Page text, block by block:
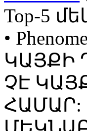
Top-5
•
ԿԱՅՔԻ
ՉԷ
ՀԱՄԱՐ: